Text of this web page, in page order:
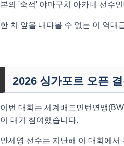
본의 '숙적' 야마구치 아카네 선수
한 치 앞을 내다볼 수 없는 이 역대
2026 싱가포르 오픈
이번 대회는 세계배드민턴연맹
이 대거 참여했습니다.
안세영 선수는 지난해 이 대회에